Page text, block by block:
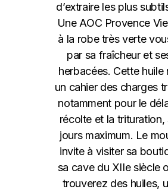
d’extraire les plus
Une AOC Provence
à la robe très verte
par sa fraîcheur et
herbacées. Cette huile
un cahier des charges
notamment pour le
récolte et la
jours maximum. Le
invite à visiter sa
sa cave du XIIe siècle
trouverez des huiles,